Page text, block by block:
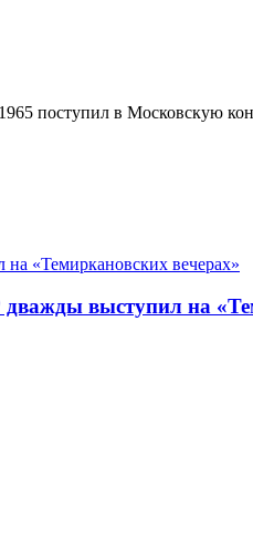
поступил в Московскую
выступил на